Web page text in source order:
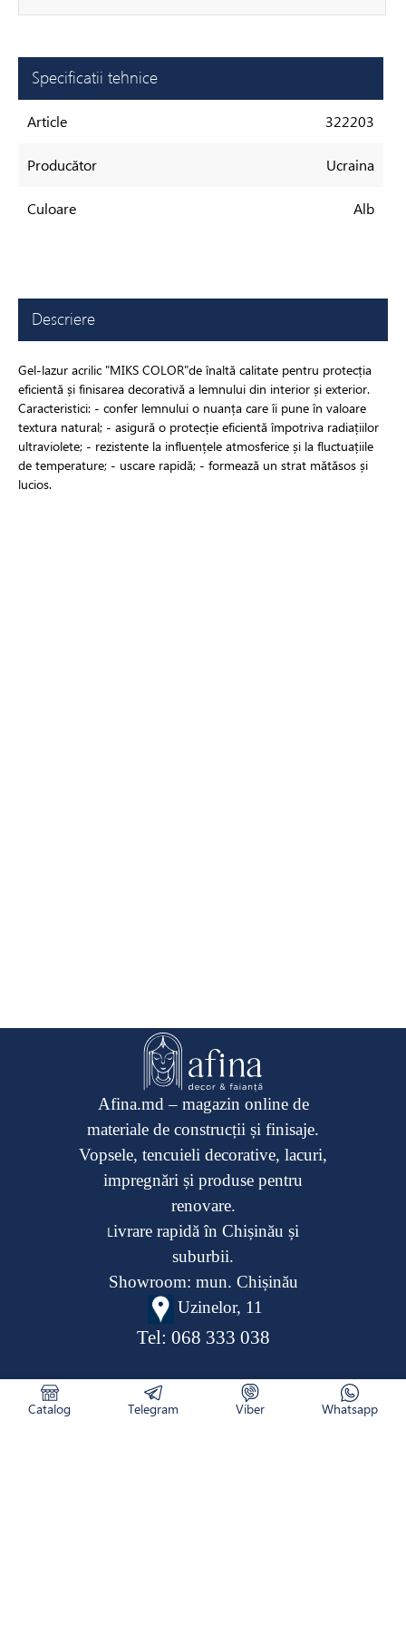
Specificatii tehnice
Article 322203
Producător Ucraina
Culoare Alb
Descriere
Gel-lazur acrilic "MIKS COLOR"de înaltă calitate pentru protecția
eficientă și finisarea decorativă a lemnului din interior și exterior.
Caracteristici: - confer lemnului o nuanța care îi pune în valoare
textura natural; - asigură o protecție eficientă împotriva radiațiilor
ultravioletе; - rezistente la influențele atmosferice și la fluctuațiile
de temperature; - uscare rapidă; - formează un strat mătăsos și
lucios.
Afina.md – magazin online de
materiale de construcții și finisaje.
Vopsele, tencuieli decorative, lacuri,
impregnări și produse pentru
renovare.
Livrare rapidă în Chișinău și
suburbii.
Showroom: mun. Chișinău
Uzinelor, 11
Tel: 068 333 038
Catalog Telegram Viber Whatsapp